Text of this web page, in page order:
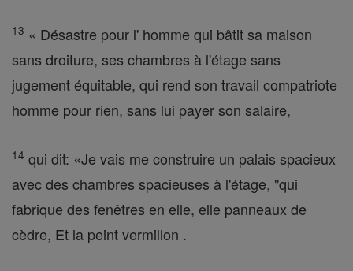
13 « Désastre pour l' homme qui bâtit sa maison
sans droiture, ses chambres à l'étage sans
jugement équitable, qui rend son travail compatriote
homme pour rien, sans lui payer son salaire,
14 qui dit: «Je vais me construire un palais spacieux
avec des chambres spacieuses à l'étage, "qui
fabrique des fenêtres en elle, elle panneaux de
cèdre, Et la peint vermillon .